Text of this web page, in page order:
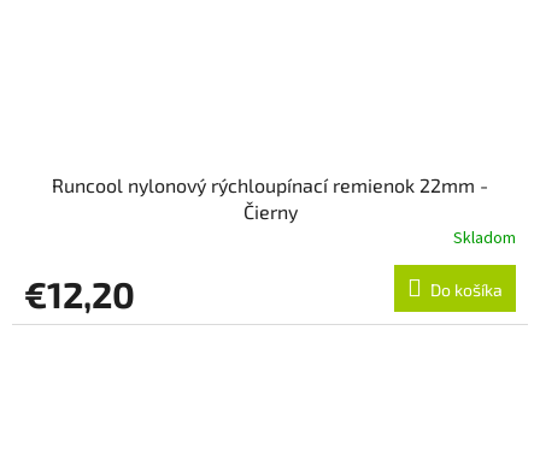
Runcool nylonový rýchloupínací remienok 22mm -
Čierny
Skladom
€12,20 Do košíka